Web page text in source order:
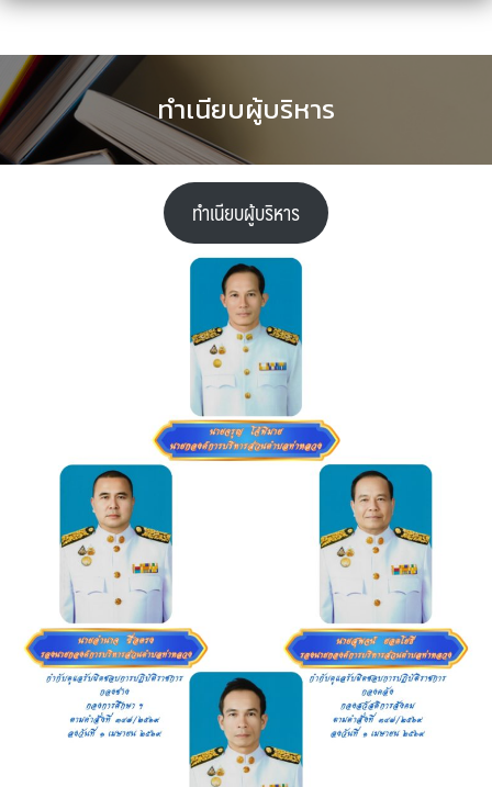
Skip
content
ทำเนียบผู้บริหาร
ทำเนียบผู้บริหาร